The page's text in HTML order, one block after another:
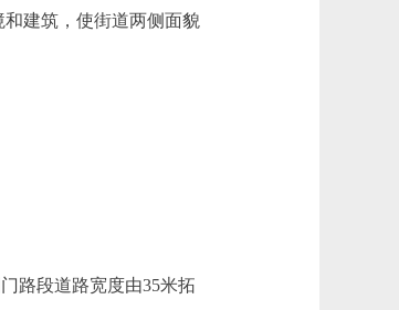
建筑，使街道两侧面貌
路段道路宽度由35米拓